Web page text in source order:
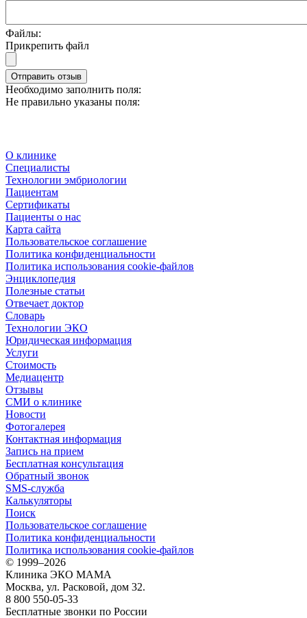
Файлы:
Прикрепить файл
Отправить отзыв
Необходимо заполнить поля:
Не правильно указаны поля:
О клинике
Специалисты
Технологии эмбриологии
Пациентам
Сертификаты
Пациенты о нас
Карта сайта
Пользовательское соглашение
Политика конфиденциальности
Политика использования cookie-файлов
Энциклопедия
Полезные статьи
Отвечает доктор
Словарь
Технологии ЭКО
Юридическая информация
Услуги
Стоимость
Медиацентр
Отзывы
СМИ о клинике
Новости
Фотогалерея
Контактная информация
Запись на прием
Бесплатная консультация
Обратный звонок
SMS-служба
Калькуляторы
Поиск
Пользовательское соглашение
Политика конфиденциальности
Политика использования cookie-файлов
© 1999–2026
Клиника ЭКО МАМА
Москва, ул. Расковой, дом 32.
8 800 550-05-33
Бесплатные звонки по России